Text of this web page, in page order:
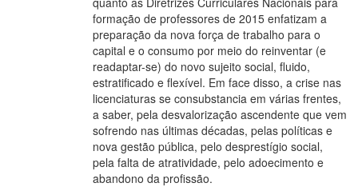
formação de professores de 2015 enfatizam a
preparação da nova força de trabalho para o
capital e o consumo por meio do reinventar (e
readaptar-se) do novo sujeito social, fluido,
estratificado e flexível. Em face disso, a crise nas
licenciaturas se consubstancia em várias frentes,
a saber, pela desvalorização ascendente que vem
sofrendo nas últimas décadas, pelas políticas e
nova gestão pública, pelo desprestígio social,
pela falta de atratividade, pelo adoecimento e
abandono da profissão.